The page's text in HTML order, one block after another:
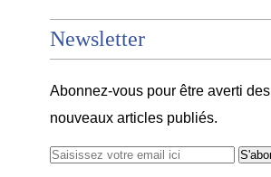
Newsletter
Abonnez-vous pour être averti des
nouveaux articles publiés.